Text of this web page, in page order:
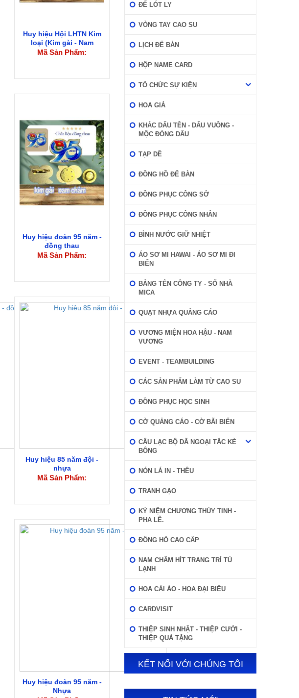
Huy hiệu Hội LHTN Kim
loại (Kim gài - Nam
châm)
Mã Sản Phẩm:
Huy hiệu đoàn 95 năm -
đồng thau
Mã Sản Phẩm:
Huy hiệu 85 năm đội -
nhựa
Mã Sản Phẩm:
Huy hiệu đoàn 95 năm -
Nhựa
ĐẾ LÓT LY
VÒNG TAY CAO SU
LỊCH ĐỂ BÀN
HỘP NAME CARD
TỔ CHỨC SỰ KIỆN
HOA GIẢ
KHẮC DẤU TÊN - DẤU VUÔNG -
MỘC ĐÓNG DẤU
TẠP DỀ
ĐỒNG HỒ ĐỂ BÀN
ĐỒNG PHỤC CÔNG SỞ
ĐỒNG PHỤC CÔNG NHÂN
BÌNH NƯỚC GIỮ NHIỆT
ÁO SƠ MI HAWAI - ÁO SƠ MI ĐI
BIỂN
BẢNG TÊN CÔNG TY - SỐ NHÀ
MICA
QUẠT NHỰA QUẢNG CÁO
VƯƠNG MIỆN HOA HẬU - NAM
VƯƠNG
EVENT - TEAMBUILDING
CÁC SẢN PHẨM LÀM TỪ CAO SU
ĐỒNG PHỤC HỌC SINH
CỜ QUẢNG CÁO - CỜ BÃI BIỂN
CÂU LẠC BỘ DÃ NGOẠI TẮC KÈ
BÔNG
NÓN LÁ IN - THÊU
TRANH GẠO
KỶ NIỆM CHƯƠNG THỦY TINH -
PHA LÊ.
ĐỒNG HỒ CAO CẤP
NAM CHÂM HÍT TRANG TRÍ TỦ
LẠNH
HOA CÀI ÁO - HOA ĐẠI BIỂU
CARDVISIT
THIỆP SINH NHẬT - THIỆP CƯỚI -
THIỆP QUÀ TẶNG
KẾT NỐI VỚI CHÚNG TÔI